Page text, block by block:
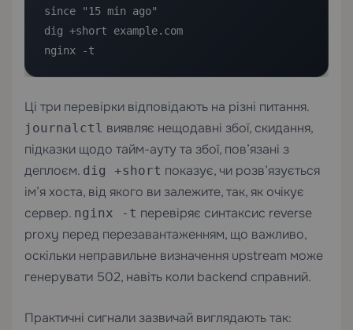
since "15 min ago"
dig +short example.com
nginx -t
Ці три перевірки відповідають на різні питання.
journalctl виявляє нещодавні збої, скидання,
підказки щодо тайм-ауту та збої, пов’язані з
деплоєм. dig +short показує, чи розв’язується
ім’я хоста, від якого ви залежите, так, як очікує
сервер. nginx -t перевіряє синтаксис reverse
proxy перед перезавантаженням, що важливо,
оскільки неправильне визначення upstream може
генерувати 502, навіть коли backend справний.
Практичні сигнали зазвичай виглядають так: